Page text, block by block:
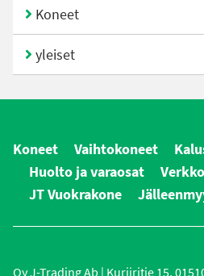
Koneet
yleiset
Koneet Vaihtokoneet
Huolto ja varaosat
JT Vuokrakone
Oy J-Trading Ab | Kuriiritie 15,